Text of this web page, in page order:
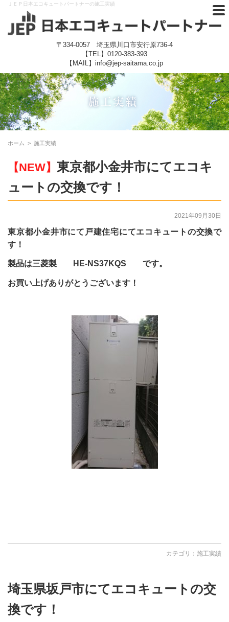
ＪＥＰ日本エコキュートパートナーの施工実績
〒334-0057 埼玉県川口市安行原736-4
【TEL】 0120-383-393
【MAIL】info@jep-saitama.co.jp
ホーム > 施工実績
【NEW】 東京都小金井市にてエコキ
ュートの交換です！
2021年09月30日
東京都小金井市にて戸建住宅にてエコキュートの交換で
す！
製品は三菱製 HE-NS37KQS です。
お買い上げありがとうございます！
カテゴリ： 施工実績
埼玉県坂戸市にてエコキュートの交
換です！